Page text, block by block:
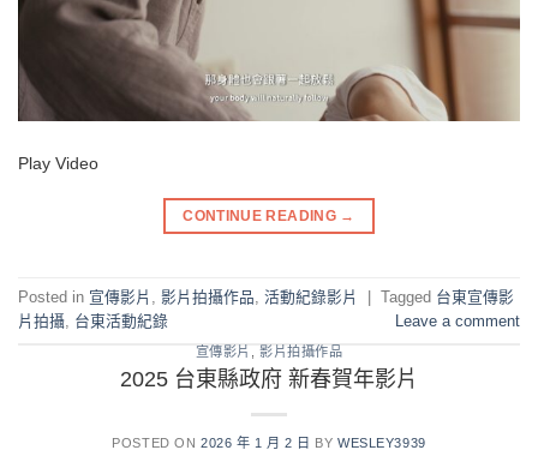
Play Video
CONTINUE READING →
Posted in 宣傳影片 , 影片拍攝作品, 活動紀錄影片 Tagged 台東宣傳影
片拍攝, 台東活動紀錄 Leave a comment
宣傳影片 影片拍攝作品
2025 台東縣政府 新春賀年影片
POSTED ON 2026 年 1 月 2 日 BYWESLEY3939